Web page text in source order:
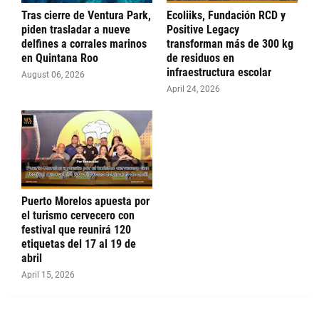
Tras cierre de Ventura Park,
piden trasladar a nueve
delfines a corrales marinos
en Quintana Roo
August 06, 2026
Ecoliiks, Fundación RCD y
Positive Legacy
transforman más de 300 kg
de residuos en
infraestructura escolar
April 24, 2026
Puerto Morelos apuesta por
el turismo cervecero con
festival que reunirá 120
etiquetas del 17 al 19 de
abril
April 15, 2026